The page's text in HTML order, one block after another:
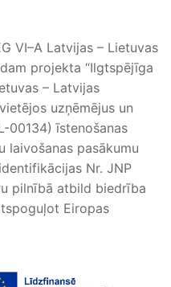
VI–A Latvijas – Lietuvas
projekta “Ilgtspējīga
– Latvijas
uzņēmējus un
00134) īstenošanas
laivošanas pasākumu
Nr. JNP
pilnībā atbild biedrība
Eiropas